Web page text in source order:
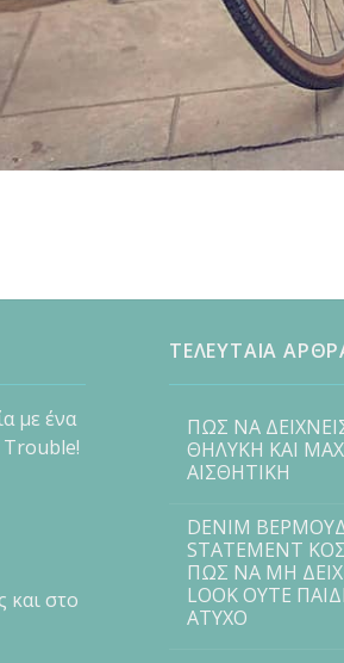
με ένα
και στο
ΤΕΛΕΥΤΑΙΑ
ΠΩΣ ΝΑ
ΘΗΛΥΚΗ ΚΑΙ
ΑΙΣΘΗΤΙΚΗ
DENIM
STATEMENT
ΠΩΣ ΝΑ ΜΗ
LOOK ΟΥΤΕ
ΑΤΥΧΟ